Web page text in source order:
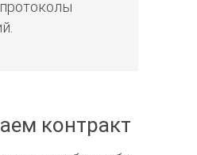
контракт